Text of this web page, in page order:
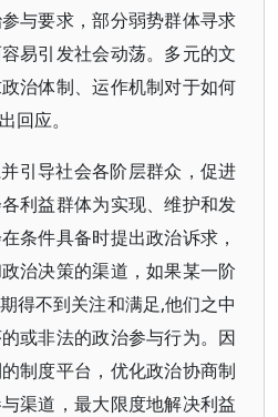
与要求，部分弱势群体寻求
易引发社会动荡。多元的文
治体制、运作机制对于如何
回应。
引导社会各阶层群众，促进
利益群体为实现、维护和发
条件具备时提出政治诉求，
治决策的渠道，如果某一阶
得不到关注和满足,他们之中
或非法的政治参与行为。因
制度平台，优化政治协商制
渠道，最大限度地解决利益